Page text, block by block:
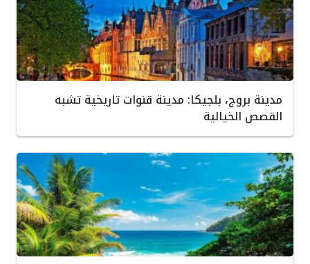
مدينة بروج، بلجيكا: مدينة قنوات تاريخية تشبه
القصص الخيالية